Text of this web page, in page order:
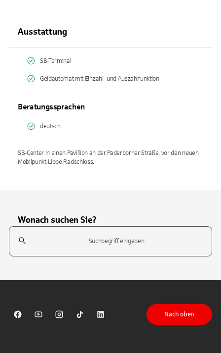
Ausstattung
SB-Terminal
Geldautomat mit Einzahl- und Auszahlfunktion
Beratungssprachen
deutsch
SB-Center in einen Pavillion an der Paderborner Straße, vor den neuen
Mobilpunkt-Lippe Radschloss.
Wonach suchen Sie?
Suchfeld
Sparkasse auf Facebook
Sparkasse auf Youtube
Sparkasse auf Instagram
Sparkasse auf TikTok
Sparkasse auf LinkedIn
Nach oben